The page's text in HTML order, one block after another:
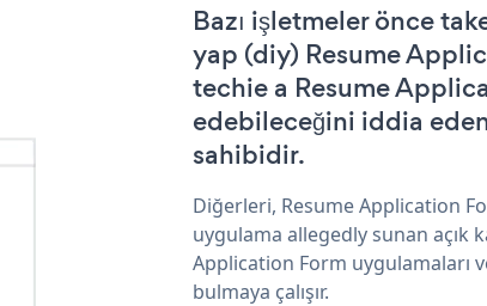
Bazı işletmeler önce
yap (diy) Resume
techie a Resume
edebileceğini iddia
sahibidir.
Diğerleri, Resume Application
uygulama allegedly sunan açık
Application Form uygulamaları
bulmaya çalışır.